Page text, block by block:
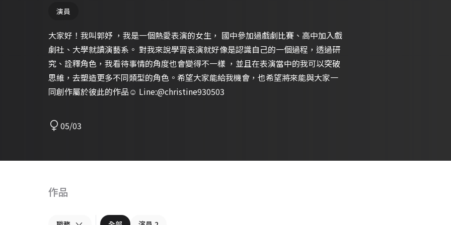
演員
大家好！我叫郭妤 ，我是一個熱愛表演的女生， 國中參加過戲劇比賽、高中加入戲
劇社、大學就讀演藝系。 對我來說學習表演就好像是認識自己的一個過程，透過研
究、詮釋角色，我看待事情的角度也會變得不一樣 ，並且在表演當中的我可以突破
思維，去塑造更多不同類型的角色。希望大家能給我機會，也希望將來能與大家一
同創作屬於彼此的作品☺️ Line:@christine930503
05/03
作品